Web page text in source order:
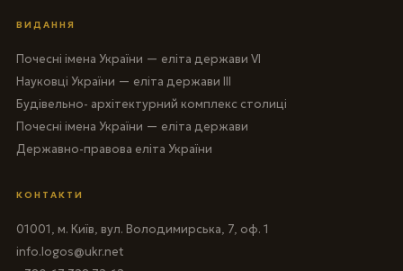
ВИДАННЯ
Почесні імена України — еліта держави VI
Науковці України — еліта держави III
Будівельно- архітектурний комплекс столиці
Почесні імена України — еліта держави
Державно-правова еліта України
КОНТАКТИ
01001, м. Київ, вул. Володимирська, 7, оф. 1
info.logos@ukr.net